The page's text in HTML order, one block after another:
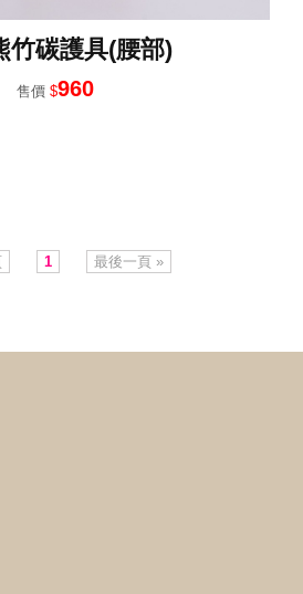
竹碳護具(腰部)
售價 $960
1 最後一頁 »